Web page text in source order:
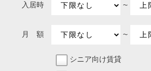
入居時 〜
月 額 〜
シニア向け賃貸